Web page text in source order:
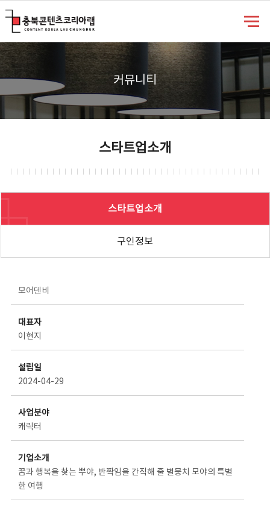
커뮤니티
스타트업소개
스타트업소개
구인정보
모어덴비
대표자
이현지
설립일
2024-04-29
사업분야
캐릭터
기업소개
꿈과 행복을 찾는 뿌야, 반짝임을 간직해 줄 별뭉치 모야의 특별
한 여행